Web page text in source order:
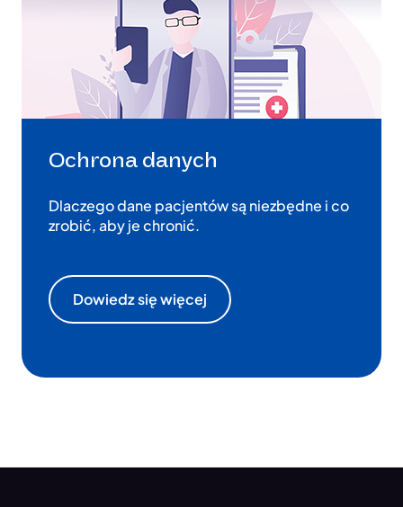
Ochrona danych
Dlaczego dane pacjentów są niezbędne i co
zrobić, aby je chronić.
Dowiedz się więcej